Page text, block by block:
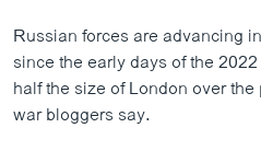
Russian forces are advancing
since the early days of the
half the size of London over
war bloggers say.